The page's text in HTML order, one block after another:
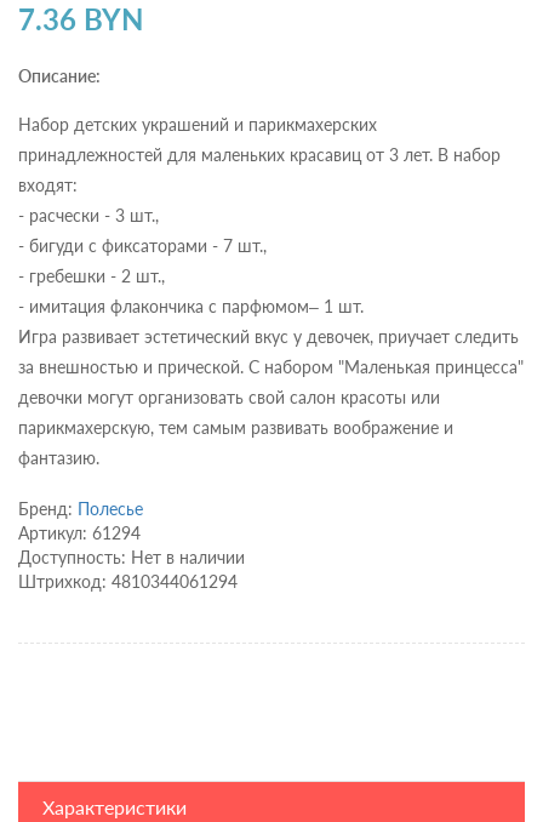
7.36 BYN
Описание:
Набор детских украшений и парикмахерских
принадлежностей для маленьких красавиц от 3 лет. В набор
входят:
- расчески - 3 шт.,
- бигуди с фиксаторами - 7 шт.,
- гребешки - 2 шт.,
- имитация флакончика с парфюмом– 1 шт.
Игра развивает эстетический вкус у девочек, приучает следить
за внешностью и прической. С набором "Маленькая принцесса"
девочки могут организовать свой салон красоты или
парикмахерскую, тем самым развивать воображение и
фантазию.
Бренд: Полесье
Артикул: 61294
Доступность: Нет в наличии
Штрихкод: 4810344061294
Характеристики